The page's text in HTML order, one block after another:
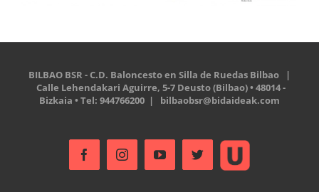
BILBAO BSR - C.D. Baloncesto en Silla de Ruedas Bilbao |
Calle Lehendakari Aguirre, 5-7 Deusto (Bilbao) • 48014 -
Bizkaia • Tel: 944766200 | bilbaobsr@bidaideak.com
FacebookInstagramYouTubeTwitter
Ustream